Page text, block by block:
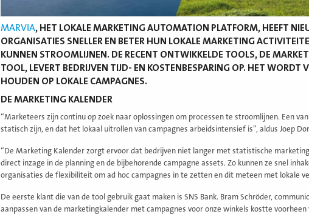
MARVIA, HET LOKALE MARKETING AUTOMATION PLATFORM, HEEFT
ORGANISATIES SNELLER EN BETER HUN LOKALE MARKETING
KUNNEN STROOMLIJNEN. DE RECENT ONTWIKKELDE TOOLS, DE
TOOL, LEVERT BEDRIJVEN TIJD- EN KOSTENBESPARING OP. HET WORDT
HOUDEN OP LOKALE CAMPAGNES.
DE MARKETING KALENDER
“Marketeers zijn continu op zoek naar oplossingen om processen te stroomlijnen. Een
statisch zijn, en dat het lokaal uitrollen van campagnes arbeidsintensief is”, aldus Joep
“De Marketing Kalender zorgt ervoor dat bedrijven niet langer met statistische
direct inzage in de planning en de bijbehorende campagne assets. Zo kunnen ze snel
organisaties de flexibiliteit om ad hoc campagnes in te zetten en dit meteen met lokale
De eerste klant die van de tool gebruik gaat maken is SNS Bank. Bram Schröder,
aanpassen van de marketingkalender met campagnes voor onze winkels kostte